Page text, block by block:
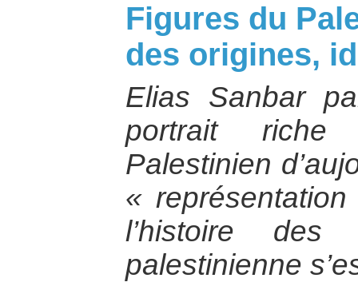
Figures du
des origines,
Elias Sanbar
portrait
Palestinien
«
l’histoire des
palestinienne